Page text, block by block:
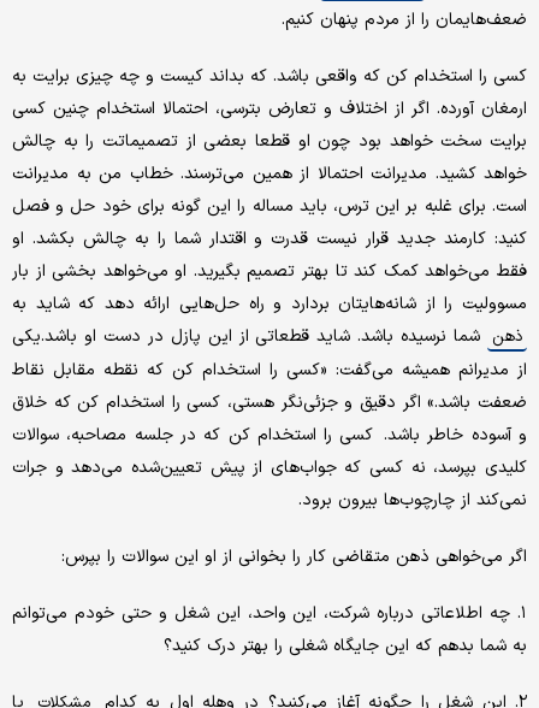
ضعف‌هایمان را از مردم پنهان کنیم.
کسی را استخدام کن که واقعی باشد. که بداند کیست و چه چیزی برایت به
ارمغان آورده. اگر از اختلاف و تعارض بترسی، احتمالا استخدام چنین کسی
برایت سخت خواهد بود چون او قطعا بعضی از تصمیماتت را به چالش
خواهد کشید. مدیرانت احتمالا از همین می‌ترسند. خطاب من به مدیرانت
است. برای غلبه بر این ترس، باید مساله را این گونه برای خود حل و فصل
کنید: کارمند جدید قرار نیست قدرت و اقتدار شما را به چالش بکشد. او
فقط می‌خواهد کمک کند تا بهتر تصمیم بگیرید. او می‌خواهد بخشی از بار
مسوولیت را از شانه‌هایتان بردارد و راه حل‌هایی ارائه دهد که شاید به
ذهن شما نرسیده باشد. شاید قطعاتی از این پازل در دست او باشد.یکی
از مدیرانم همیشه می‌گفت: «کسی را استخدام کن که نقطه مقابل نقاط
ضعفت باشد.» اگر دقیق و جزئی‌نگر هستی، کسی را استخدام کن که خلاق
و آسوده خاطر باشد. کسی را استخدام کن که در جلسه مصاحبه، سوالات
کلیدی بپرسد، نه کسی که جواب‌های از پیش تعیین‌شده می‌دهد و جرات
نمی‌کند از چارچوب‌ها بیرون برود.
اگر می‌خواهی ذهن متقاضی کار را بخوانی از او این سوالات را بپرس:
۱. چه اطلاعاتی درباره شرکت، این واحد، این شغل و حتی خودم می‌توانم
به شما بدهم که این جایگاه شغلی را بهتر درک کنید؟
۲. این شغل را چگونه آغاز می‌کنید؟ در وهله اول به کدام مشکلات یا